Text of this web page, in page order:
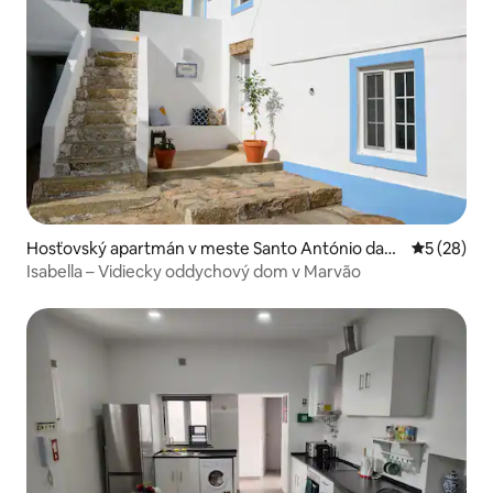
Hosťovský apartmán v meste Santo António das
Areias
5 (28)
Isabella – Vidiecky oddychový dom v Marvão